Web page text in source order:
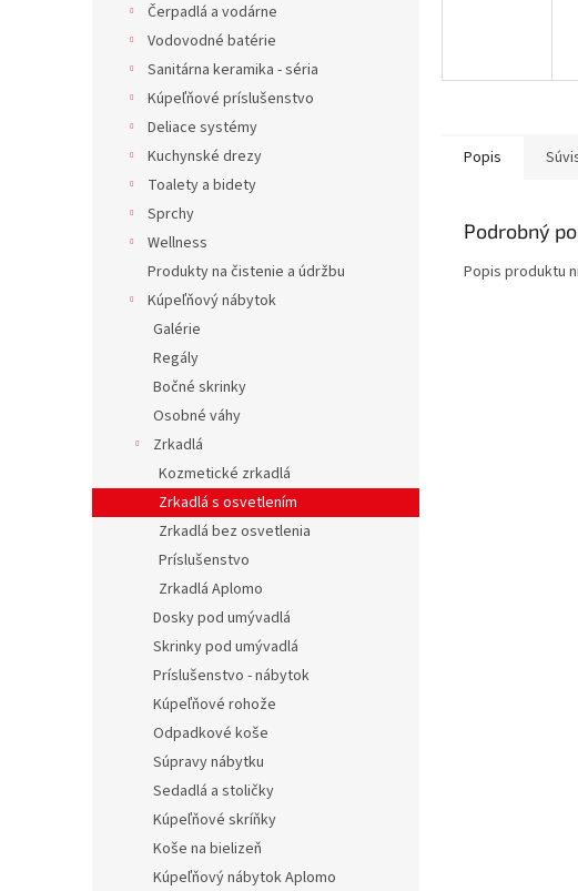
Čerpadlá a vodárne
Vodovodné batérie
Sanitárna keramika - séria
Kúpeľňové príslušenstvo
Deliace systémy
Kuchynské drezy
Toalety a bidety
Sprchy
Wellness
Produkty na čistenie a údržbu
Kúpeľňový nábytok
Galérie
Regály
Bočné skrinky
Osobné váhy
Zrkadlá
Kozmetické zrkadlá
Zrkadlá s osvetlením
Zrkadlá bez osvetlenia
Príslušenstvo
Zrkadlá Aplomo
Dosky pod umývadlá
Skrinky pod umývadlá
Príslušenstvo - nábytok
Kúpeľňové rohože
Odpadkové koše
Súpravy nábytku
Sedadlá a stoličky
Kúpeľňové skríňky
Koše na bielizeň
Kúpeľňový nábytok Aplomo
Popis
Podrobný
Popis produktu